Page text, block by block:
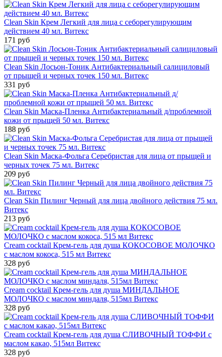
Clean Skin Крем Легкий для лица с себорегулирующим
действием 40 мл. Витекс
171 руб
Clean Skin Лосьон-Тоник Антибактериальный салициловый
от прыщей и черных точек 150 мл. Витекс
331 руб
Clean Skin Маска-Пленка Антибактериальный д/проблемной
кожи от прыщей 50 мл. Витекс
188 руб
Clean Skin Маска-Фольга Серебристая для лица от прыщей и
черных точек 75 мл. Витекс
209 руб
Clean Skin Пилинг Черный для лица двойного действия 75 мл.
Витекс
213 руб
Cream cocktail Крем-гель для душа КОКОСОВОЕ МОЛОЧКО
с маслом кокоса, 515 мл Витекс
328 руб
Cream cocktail Крем-гель для душа МИНДАЛЬНОЕ
МОЛОЧКО с маслом миндаля, 515мл Витекс
328 руб
Cream cocktail Крем-гель для душа СЛИВОЧНЫЙ ТОФФИ с
маслом какао, 515мл Витекс
328 руб